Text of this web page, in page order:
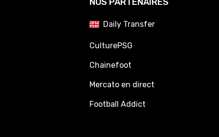
Daily Transfer
CulturePSG
Chainefoot
Mercato en direct
Football Addict